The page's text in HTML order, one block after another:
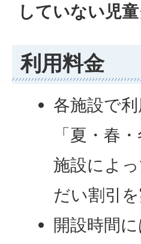
していない児
利用料金
各施設で
「夏・春
施設によ
だい割引
開設時間